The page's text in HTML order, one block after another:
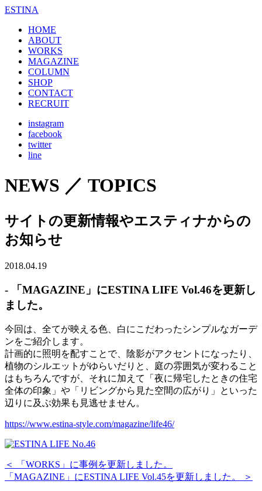
ESTINA
HOME
ABOUT
WORKS
MAGAZINE
COLUMN
SHOP
CONTACT
RECRUIT
instagram
facebook
twitter
line
NEWS ／ TOPICS
サイトの更新情報やエスティナからの
お知らせ
2018.04.19
- 「MAGAZINE」にESTINA LIFE Vol.46を更新し
ました。
今回は、全てが映える色、白にこだわったシンプルなガーデ
ンをご紹介します。
計画的に照明を配すことで、陰影がアクセントになったり、
植物のシルエットがゆらいだりと、庭の雰囲気が変わること
はもちろんですが、それに加えて「夜に帰宅したときの住宅
全体の印象」や「リビングから見た空間の広がり」といった
辺りに及ぶ効果も見逃せません。
https://www.estina-style.com/magazine/life46/
＜ 「WORKS」に事例を更新しました。
「MAGAZINE」にESTINA LIFE Vol.45を更新しました。 ＞